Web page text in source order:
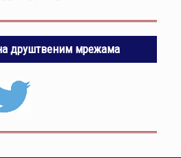
друштвеним мрежама